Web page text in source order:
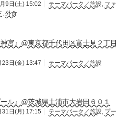
9日(土) 15:02 テーマパーク／施設, ファ
, 外食
神宮』@東京都千代田区富士見２丁目
日(金) 13:47 テーマパーク／施設
ール』@茨城県土浦市大岩田６０１
日(月) 17:15 テーマパーク／施設, プー